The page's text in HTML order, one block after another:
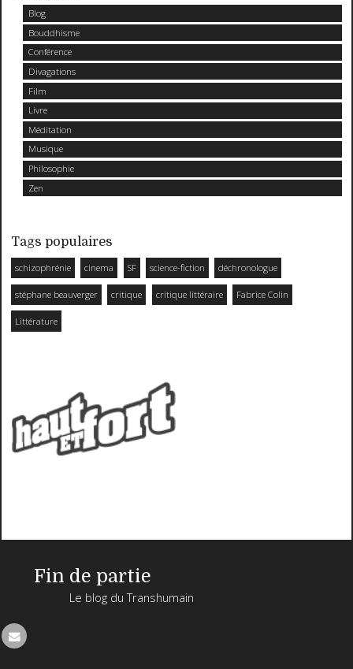
Blog
Bouddhisme
Conférence
Divagations
Film
Livre
Méditation
Musique
Philosophie
Zen
Tags populaires
schizophrénie cinema SF science-fiction déchronologue
stéphane beauverger critique critique littéraire Fabrice Colin
Littérature
Fin de partie
Le blog du Transhumain